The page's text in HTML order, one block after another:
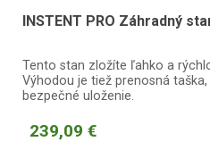
INSTENT PRO Záhradný
Tento stan zložíte ľahko a
Výhodou je tiež prenosná
bezpečné uloženie.
239,09 €